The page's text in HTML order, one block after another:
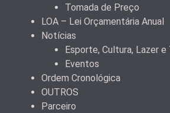
Tomada de Preço
LOA – Lei Orçamentária Anual
Notícias
Esporte, Cultura, Lazer e
Eventos
Ordem Cronológica
OUTROS
Parceiro